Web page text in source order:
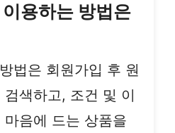
용하는 방법은
법은 회원가입 후 원
색하고, 조건 및 이
음에 드는 상품을